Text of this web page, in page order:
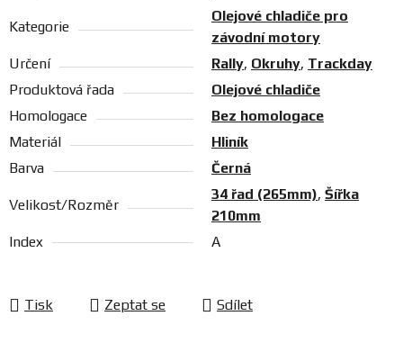
Kategorie
Olejové chladiče pro
závodní motory
Určení
Rally, Okruhy, Trackday
Produktová řada
Olejové chladiče
Homologace
Bez homologace
Materiál
Hliník
Barva
Černá
Velikost/Rozměr
34 řad (265mm), Šířka
210mm
Index
A
Tisk Zeptat se Sdílet